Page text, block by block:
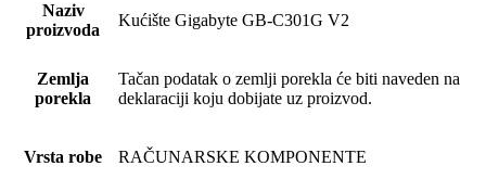
Naziv
proizvoda
Kućište Gigabyte GB-C301G V2
Zemlja
porekla
Tačan podatak o zemlji porekla će biti naveden na
deklaraciji koju dobijate uz proizvod.
Vrsta robe RAČUNARSKE KOMPONENTE